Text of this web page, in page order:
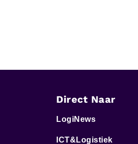
Direct Naar
LogiNews
ICT&Logistiek